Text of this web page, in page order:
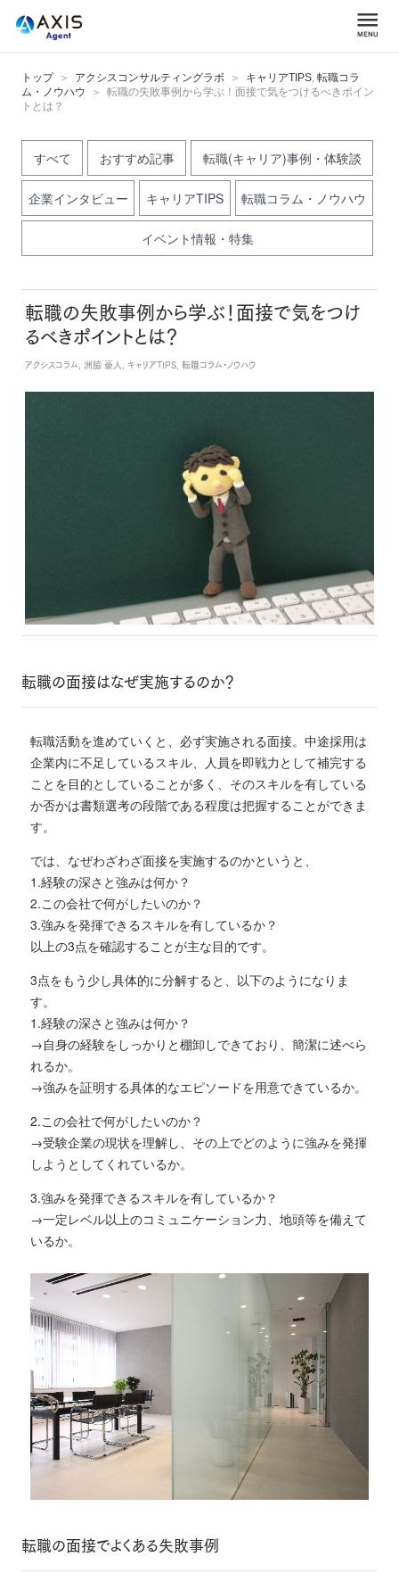
トップ アクシスコンサルティングラボ キャリアTIPS, 転職コラ
ム・ノウハウ
転職の失敗事例から学ぶ！面接で気をつけるべきポイン
トとは？
すべて おすすめ記事 転職(キャリア)事例・体験談
企業インタビュー キャリアTIPS 転職コラム・ノウハウ
イベント情報・特集
転職の失敗事例から学ぶ！面接で気をつけ
るべきポイントとは？
アクシスコラム, 洲脇 豪人, キャリアTIPS, 転職コラム・ノウハウ
転職の面接はなぜ実施するのか？
転職活動を進めていくと、必ず実施される面接。中途採用は
企業内に不足しているスキル、人員を即戦力として補完する
ことを目的としていることが多く、そのスキルを有している
か否かは書類選考の段階である程度は把握することができま
す。
では、なぜわざわざ面接を実施するのかというと、
1.経験の深さと強みは何か？
2.この会社で何がしたいのか？
3.強みを発揮できるスキルを有しているか？
以上の3点を確認することが主な目的です。
3点をもう少し具体的に分解すると、以下のようになりま
す。
1.経験の深さと強みは何か？
→自身の経験をしっかりと棚卸しできており、簡潔に述べら
れるか。
→強みを証明する具体的なエピソードを用意できているか。
2.この会社で何がしたいのか？
→受験企業の現状を理解し、その上でどのように強みを発揮
しようとしてくれているか。
3.強みを発揮できるスキルを有しているか？
→一定レベル以上のコミュニケーション力、地頭等を備えて
いるか。
転職の面接でよくある失敗事例